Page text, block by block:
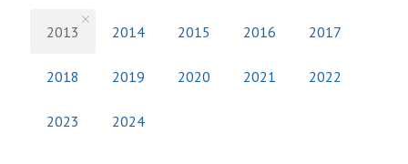
2013 2014 2015 2016 2017
2018 2019 2020 2021 2022
2023 2024